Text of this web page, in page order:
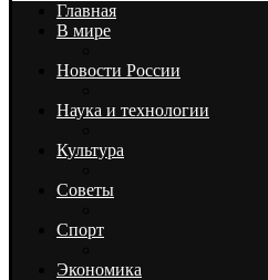
Главная
В мире
Новости России
Наука и технологии
Культура
Советы
Спорт
Экономика